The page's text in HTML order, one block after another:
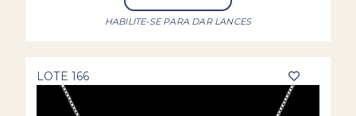
HABILITE-SE PARA DAR LANCES
LOTE 166